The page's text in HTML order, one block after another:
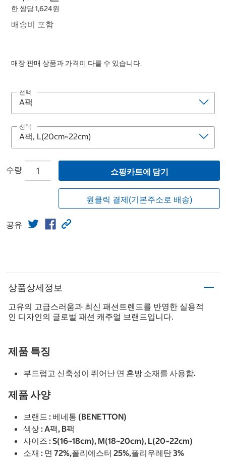
한 쌍당 1,624원
배송비 포함
매장 판매 상품과 가격이 다를 수 있습니다.
선택
선택
수량 쇼핑카트에 담기
원클릭 결제(기본주소로 배송)
공유
상품상세정보
고유의 고급스러움과 최신 패션트렌드를 반영한 실용적
인 디자인의 글로벌 패션 캐주얼 브랜드입니다.
제품 특징
부드럽고 신축성이 뛰어난 면 혼방 소재를 사용함.
제품 사양
브랜드 : 베네통 (BENETTON)
색상 : A팩, B팩
사이즈 : S(16~18cm), M(18~20cm), L(20~22cm)
소재 : 면 72%,폴리에스터 25%,폴리우레탄 3%